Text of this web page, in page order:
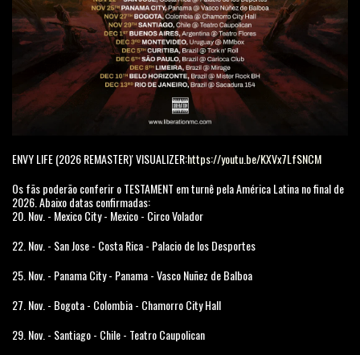
ENVY LIFE (2026 REMASTER)' VISUALIZER:https://youtu.be/KXVx7LfSNCM
Os fãs poderão conferir o TESTAMENT em turnê pela América Latina no final de
2026. Abaixo datas confirmadas:
20. Nov. - Mexico City - Mexico - Circo Volador
22. Nov. - San Jose - Costa Rica - Palacio de los Desportes
25. Nov. - Panama City - Panama - Vasco Nuñez de Balboa
27. Nov. - Bogota - Colombia - Chamorro City Hall
29. Nov. - Santiago - Chile - Teatro Caupolican